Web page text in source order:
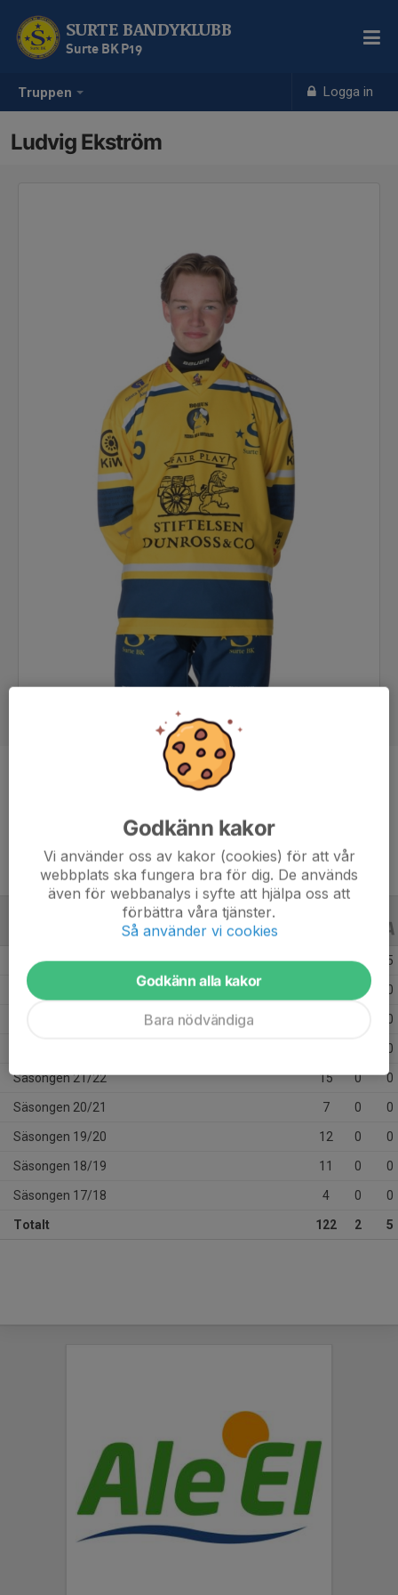
Truppen Logga in
SURTE BANDYKLUBB
Surte BK P19
Ludvig Ekström
ALLA ÅR
Säsongen 25/26 19 1 5
Säsongen 24/25 0
0
0
Säsongen 21/22 15 0 0
Säsongen 20/21 7 0 0
Säsongen 19/20 12 0 0
Säsongen 18/19 11 0 0
Säsongen 17/18 4 0 0
Totalt 122 2 5
Godkänn kakor
Vi använder oss av kakor (cookies) för att vår
webbplats ska fungera bra för dig. De används
även för webbanalys i syfte att hjälpa oss att
förbättra våra tjänster.
Så använder vi cookies
Godkänn alla kakor
Bara nödvändiga